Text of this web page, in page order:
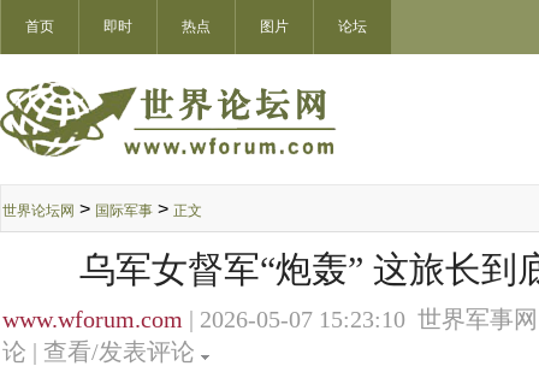
首页 即时 热点 图片 论坛
世界论坛网 > 国际军事 > 正文
乌军女督军“炮轰” 这旅长到
www.wforum.com | 2026-05-07 15:23:10 世界军事
论 | 查看/发表评论